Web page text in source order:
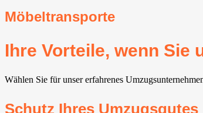
Möbeltransporte
Ihre Vorteile, wenn Sie
Wählen Sie für unser erfahrenes
Schutz Ihres Umzugsgutes